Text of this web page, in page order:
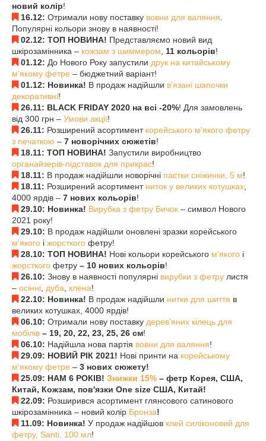
новий колір!
16.12: Отримали нову поставку вовни для валяння
Популярні кольори знову в наявності!
02.12: ТОП НОВИНА! Представляємо новий вид
шкірозамінника – кожзам з шиммером 11 кольорів!
01.12: До Нового Року запустили друк на китайському
м'якому фетре – бюджетний варіант!
01.12: Новинка! В продаж надійшли в'язані шапочки
декоративні!
26.11: BLACK FRIDAY 2020 на всі -20%! Для замовлень
від 300 грн – Умови акції!
26.11: Розширений асортимент корейського м'якого фетру
з печаткою – 7 новорічних сюжетів!
18.11: ТОП НОВИНА! Запустили виробництво
органайзерів-підставок для прикрас!
18.11: В продаж надійшли новорічні паєтки сніжинки, 5 м!
18.11: Розширений асортимент ниток у великих котушках
4000 ярдів – 7 нових кольорів!
29.10: Новинка! Вирубка з фетру Бичок – символ Нового
2021 року!
29.10: В продаж надійшли оновлені зразки корейського
м'якого і жорсткого фетру!
28.10: ТОП НОВИНА! Нові кольори корейського м'якого і
жорсткого фетру – 10 нових кольорів!
26.10: Знову в наявності популярні вирубки з фетру листя
– осінні дуба клена!
22.10: Новинка! В продаж надійшли нитки для шиття в
великих котушках, 4000 ярдів!
06.10: Отримали нову поставку дерев'яних кілець для
мобілів – 19, 20, 22, 23, 25, 26 см!
06.10: Надійшла нова партія вовни для валяння!
29.09: НОВИЙ РІК 2021! Нові принти на корейському
м'якому фетре – 3 нових сюжету!
25.09: НАМ 6 РОКІВ! Знижки 15% – фетр Корея, США,
Китай, Кожзам, пов'язки One size США, Китай!
22.09: Розширився асортимент глянсового сатинового
шкірозамінника – новий колір Бронза!
11.09: Новинка! У продаж надійшов клей силіконовий для
фетру, Santi, 100 мл!